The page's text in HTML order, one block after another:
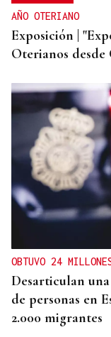
AÑO OTERIANO
Exposición |
Oterianos desde
OBTUVO 24
Desarticulan
de personas en
2.000 migrantes